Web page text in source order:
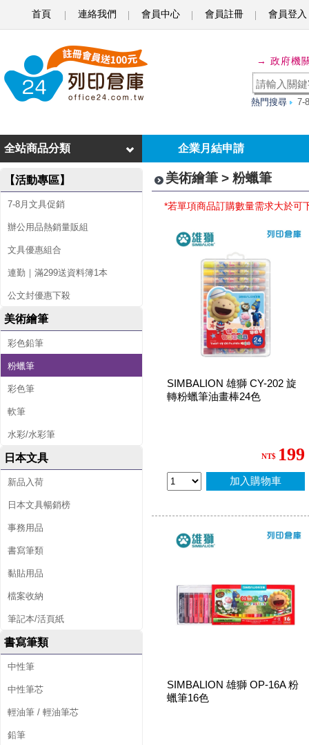
首頁 連絡我們 會員中心 會員註冊 會員登入
蠟
筆
→ 政府機
熱門搜尋 7-
企業月結申請
全站商品分類
【活動專區】
7-8月文具促銷
辦公用品熱銷量販組
文具優惠組合
連勤｜滿299送資料簿1本
公文封優惠下殺
美術繪筆
彩色鉛筆
粉蠟筆
彩色筆
軟筆
水彩/水彩筆
日本文具
新品入荷
日本文具暢銷榜
事務用品
書寫筆類
黏貼用品
檔案收納
筆記本/活頁紙
書寫筆類
中性筆
中性筆芯
輕油筆 / 輕油筆芯
鉛筆
美術繪筆 > 粉蠟筆
*若單項商品訂購數量需求大於可
SIMBALION 雄獅 CY-202 旋
轉粉蠟筆油畫棒24色
NT$ 199
加入購物車
SIMBALION 雄獅 OP-16A 粉
蠟筆16色